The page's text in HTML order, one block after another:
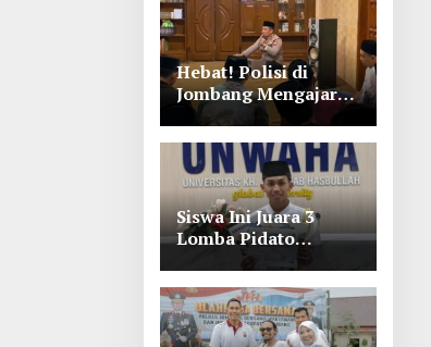
Hebat! Polisi di
Jombang Mengajar
Para Santri Mengaji
Siswa Ini Juara 3
Lomba Pidato
Bahasa Arab se Jawa
Timur-Bali di
Unwaha Jombang